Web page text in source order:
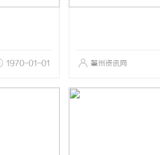
1970-01-01 肇州资讯网